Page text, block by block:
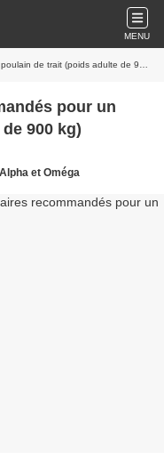
MENU
de trait (poids adulte de 900 kg)
pour un
900 kg)
et Oméga